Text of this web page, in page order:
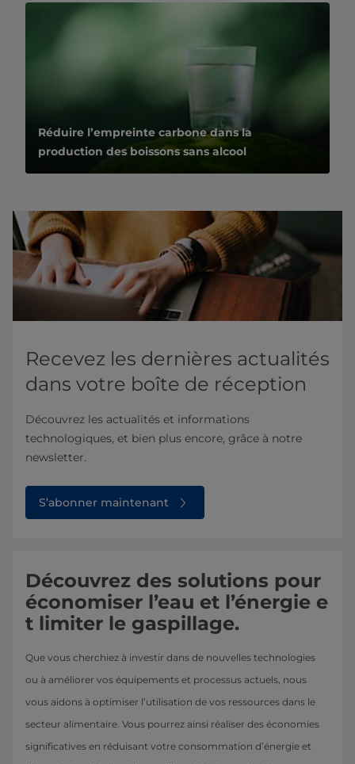
Réduire l’empreinte carbone dans la
production des boissons sans alcool
Recevez les dernières actualités
dans votre boîte de réception
Découvrez les actualités et informations
technologiques, et bien plus encore, grâce à notre
newsletter.
S’abonner maintenant
Découvrez des solutions pour
économiser l’eau et l’énergie e
t limiter le gaspillage.
Que vous cherchiez à investir dans de nouvelles technologies
ou à améliorer vos équipements et processus actuels, nous
vous aidons à optimiser l’utilisation de vos ressources dans le
secteur alimentaire. Vous pourrez ainsi réaliser des économies
significatives en réduisant votre consommation d’énergie et